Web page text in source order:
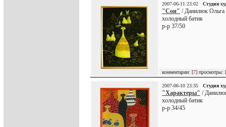
2007-06-11 23:02 Студия
"Сон" / Данилюк
холодный батик
р-р 37/50
комментарии: [7] просмотры: [
2007-06-10 23:35 Студия
"Характеры" /
холодный батик
р-р 34/45